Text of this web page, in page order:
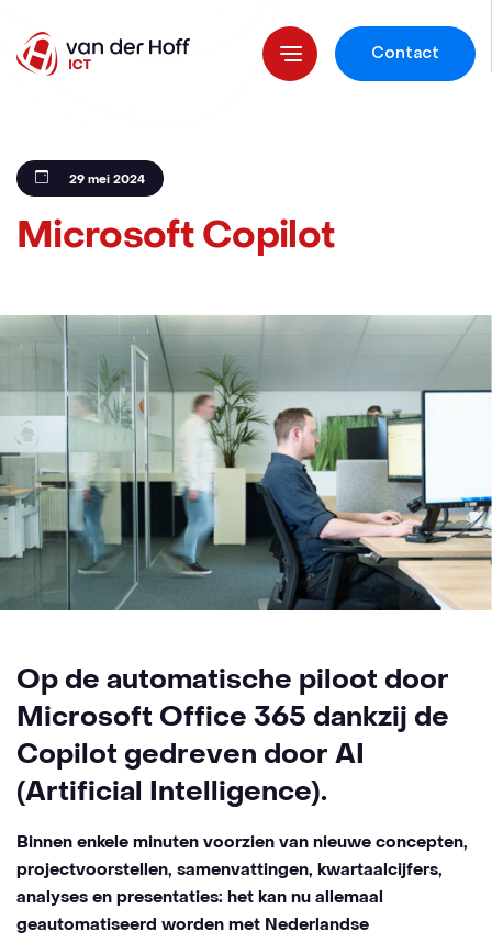
Contact
29 mei 2024
Microsoft Copilot
Op de automatische piloot door
Microsoft Office 365 dankzij de
Copilot gedreven door AI
(Artificial Intelligence).
Binnen enkele minuten voorzien van nieuwe concepten,
projectvoorstellen, samenvattingen, kwartaalcijfers,
analyses en presentaties: het kan nu allemaal
geautomatiseerd worden met Nederlandse